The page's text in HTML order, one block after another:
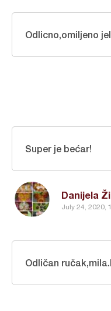
Odlicno,omiljeno
Danijela
July 24, 2020,
Super je bećar!
Odličan